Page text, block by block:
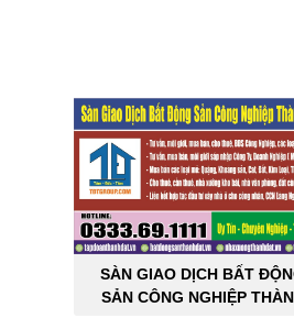
SÀN GIAO DỊCH BẤT
SẢN CÔNG NGHIỆP